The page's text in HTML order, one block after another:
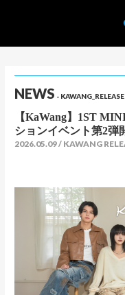
NEWS -
【KaWang】1ST
ションイベント第2弾
2026.05.09 KAWANG